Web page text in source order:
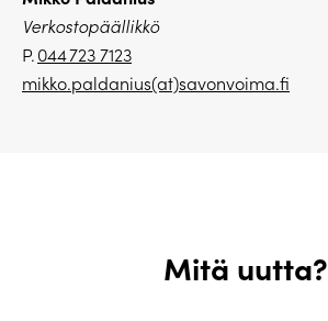
Verkostopäällikkö
P.044 723 7123
mikko.paldanius(at)savonvoima.fi
Mitä uutta?